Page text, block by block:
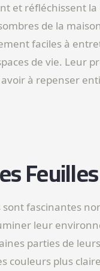
et réfléchissent
de la
faciles à
de vie. Leur
à repenser
sont fascinantes
leur
parties de
couleurs plus